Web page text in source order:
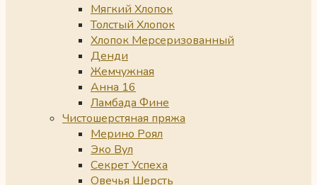
Мягкий Хлопок
Толстый Хлопок
Хлопок Мерсеризованный
Денди
Жемчужная
Анна 16
Ламбада Фине
Чистошерстяная пряжа
Мерино Роял
Эко Вул
Секрет Успеха
Овечья Шерсть